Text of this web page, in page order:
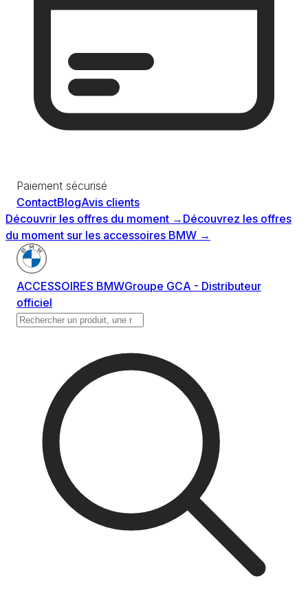
Paiement sécurisé
ContactBlogAvis clients
Découvrir les offres du moment → Découvrez les offres
du moment sur les accessoires BMW →
ACCESSOIRES BMWGroupe GCA - Distributeur
officiel